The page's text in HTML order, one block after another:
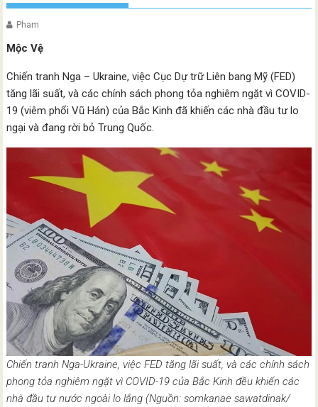
Pham
Mộc Vệ
Chiến tranh Nga – Ukraine, việc Cục Dự trữ Liên bang Mỹ (FED)
tăng lãi suất, và các chính sách phong tỏa nghiêm ngặt vì COVID-
19 (viêm phổi Vũ Hán) của Bắc Kinh đã khiến các nhà đầu tư lo
ngại và đang rời bỏ Trung Quốc.
Chiến tranh Nga-Ukraine, việc FED tăng lãi suất, và các chính sách
phong tỏa nghiêm ngặt vì COVID-19 của Bắc Kinh đều khiến các
nhà đầu tư nước ngoài lo lắng (Nguồn: somkanae sawatdinak/